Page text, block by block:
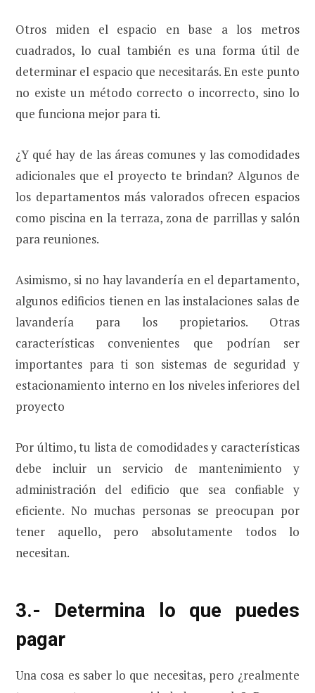
Otros miden el espacio en base a los metros
cuadrados, lo cual también es una forma útil de
determinar el espacio que necesitarás. En este punto
no existe un método correcto o incorrecto, sino lo
que funciona mejor para ti.
¿Y qué hay de las áreas comunes y las comodidades
adicionales que el proyecto te brindan? Algunos de
los departamentos más valorados ofrecen espacios
como piscina en la terraza, zona de parrillas y salón
para reuniones.
Asimismo, si no hay lavandería en el departamento,
algunos edificios tienen en las instalaciones salas de
lavandería para los propietarios. Otras
características convenientes que podrían ser
importantes para ti son sistemas de seguridad y
estacionamiento interno en los niveles inferiores del
proyecto
Por último, tu lista de comodidades y características
debe incluir un servicio de mantenimiento y
administración del edificio que sea confiable y
eficiente. No muchas personas se preocupan por
tener aquello, pero absolutamente todos lo
necesitan.
3.- Determina lo que puedes
pagar
Una cosa es saber lo que necesitas, pero ¿realmente